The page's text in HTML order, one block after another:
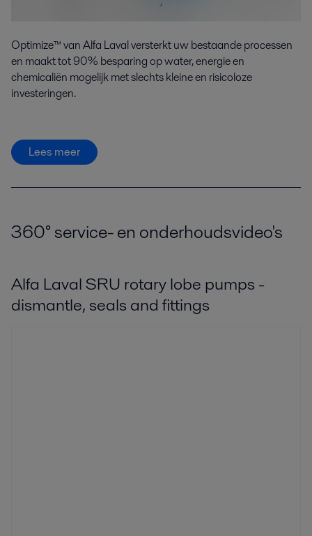
Optimize™ van Alfa Laval versterkt uw bestaande processen
en maakt tot 90% besparing op water, energie en
chemicaliën mogelijk met slechts kleine en risicoloze
investeringen.
Lees meer
360° service- en onderhoudsvideo's
Alfa Laval SRU rotary lobe pumps -
dismantle, seals and fittings